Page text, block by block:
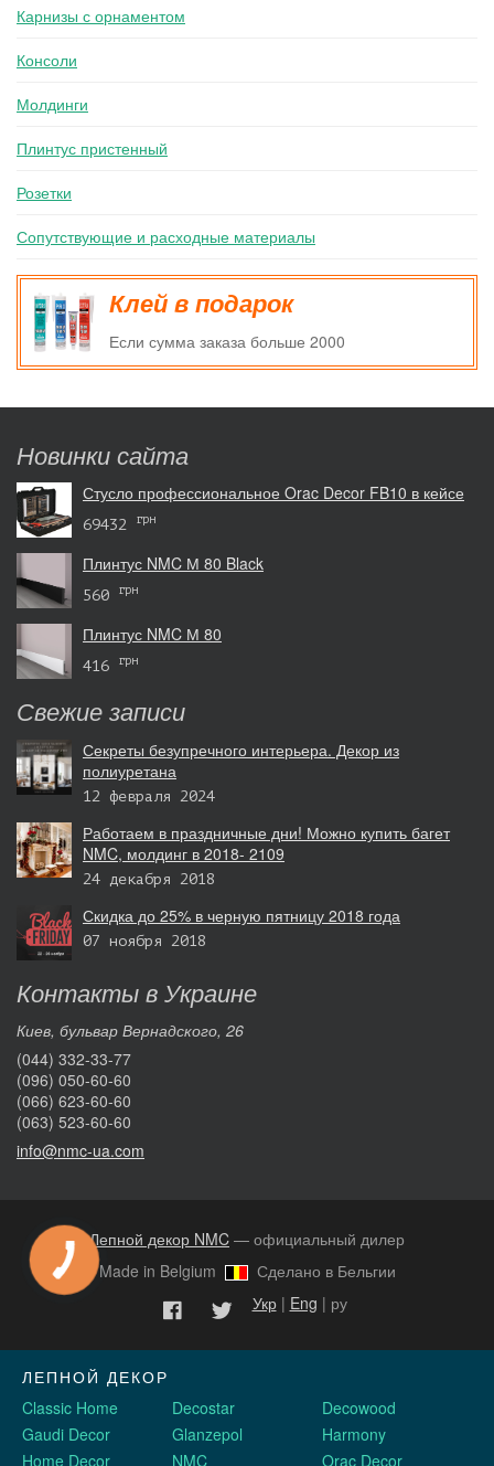
Карнизы с орнаментом
Консоли
Молдинги
Плинтус пристенный
Розетки
Сопутствующие и расходные материалы
Клей в подарок
Если сумма заказа больше 2000
Новинки сайта
Стусло профессиональное Orac Decor FB10 в кейсе
69432 грн
Плинтус NMC М 80 Black
560 грн
Плинтус NMC М 80
416 грн
Свежие записи
Секреты безупречного интерьера. Декор из
полиуретана
12 февраля 2024
Работаем в праздничные дни! Можно купить багет
NMC, молдинг в 2018- 2109
24 декабря 2018
Скидка до 25% в черную пятницу 2018 года
07 ноября 2018
Контакты в Украине
Киев, бульвар Вернадского, 26
(044) 332-33-77
(096) 050-60-60
(066) 623-60-60
(063) 523-60-60
info@nmc-ua.com
Лепной декор NMC — официальный дилер
Made in Belgium
Сделано в Бельгии
Укр| Eng | ру
ЛЕПНОЙ ДЕКОР
Classic Home
Decostar
Decowood
Gaudi Decor
Glanzepol
Harmony
Home Decor
NMC Orac Decor